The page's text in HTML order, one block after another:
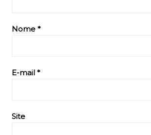
Nome *
E-mail *
Site